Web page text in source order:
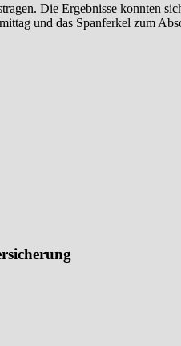
Die Ergebnisse konnten
und das Spanferkel zum